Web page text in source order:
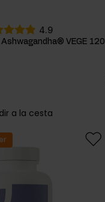
4.9
VEGE 120
a la cesta